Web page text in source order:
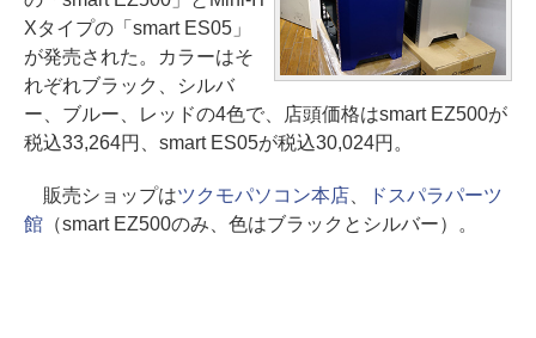
Xタイプの「smart ES05」
が発売された。カラーはそ
れぞれブラック、シルバ
ー、ブルー、レッドの4色で、店頭価格はsmart EZ500が
税込33,264円、smart ES05が税込30,024円。
販売ショップはツクモパソコン本店、
ドスパラパーツ
館 （smart EZ500のみ、色はブラックとシルバー）。